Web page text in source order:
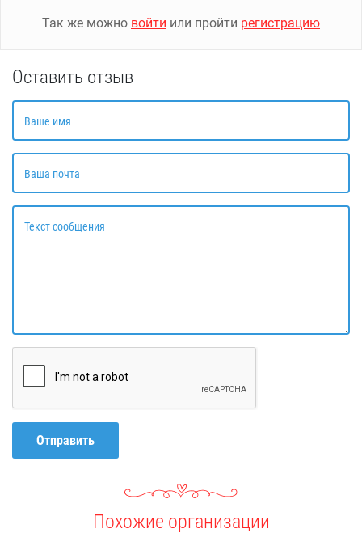
Так же можно войти или пройти регистрацию
Оставить отзыв
Ваше имя
Ваша почта
Текст сообщения
Отправить
Похожие организации